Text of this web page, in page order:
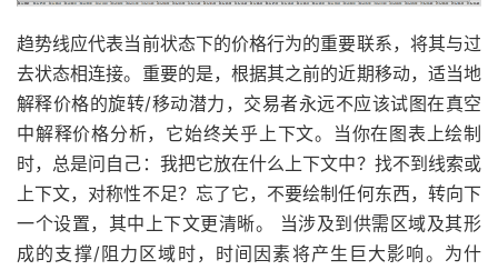
趋势线应代表当前状态下的价格行为的重要联系，将其与过
去状态相连接。重要的是，根据其之前的近期移动，适当地
解释价格的旋转/移动潜力，交易者永远不应该试图在真空
中解释价格分析，它始终关乎上下文。当你在图表上绘制
时，总是问自己：我把它放在什么上下文中？找不到线索或
上下文，对称性不足？忘了它，不要绘制任何东西，转向下
一个设置，其中上下文更清晰。 当涉及到供需区域及其形
成的支撑/阻力区域时，时间因素将产生巨大影响。为什